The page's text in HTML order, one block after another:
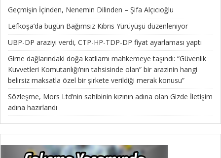
Geçmişin İçinden, Nenemin Dilinden – Şifa Alçıcıoğlu
Lefkoşa’da bugün Bağımsız Kıbrıs Yürüyüşü düzenleniyor
UBP-DP araziyi verdi, CTP-HP-TDP-DP fiyat ayarlaması yaptı
Girne dağlarındaki doğa katliamı mahkemeye taşındı: “Güvenlik
Kuvvetleri Komutanlığı’nın tahsisinde olan” bir arazinin hangi
belirsiz maksatla özel bir şirkete verildiği merak konusu”
Sözleşme, Mors Ltd’nin sahibinin kızının adına olan Gizde İletişim
adına hazırlandı